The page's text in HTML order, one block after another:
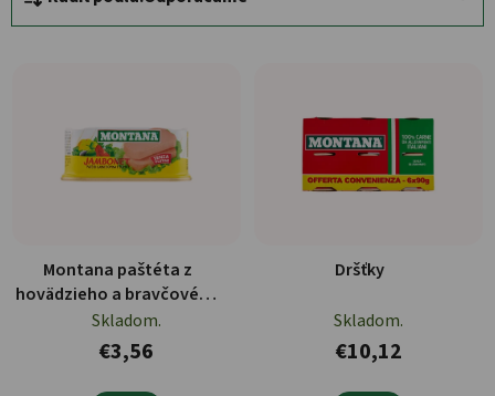
Montana paštéta z
hovädzieho a bravčového
mäsa 200g
Skladom.
€3,56
Dršťky
Skladom.
€10,12